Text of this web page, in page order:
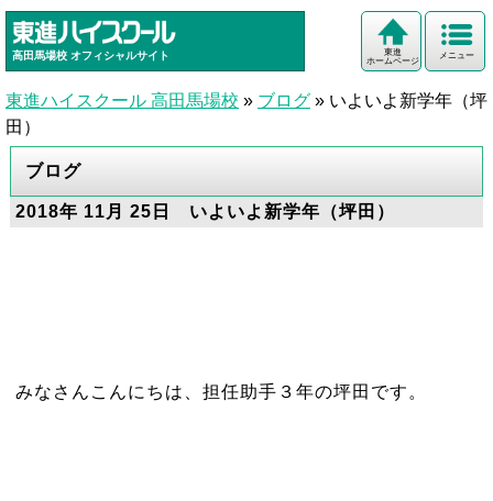
高田馬場校 オフィシャルサイト メニュー
東進
ホームページ
東進ハイスクール 高田馬場校 » ブログ » いよいよ新学年（坪
田）
ブログ
2018年 11月 25日 いよいよ新学年（坪田）
みなさんこんにちは、担任助手３年の坪田です。